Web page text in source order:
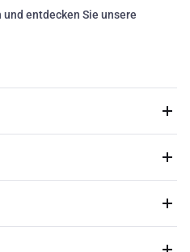
entdecken Sie unsere